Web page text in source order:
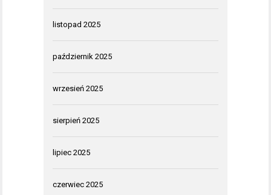
listopad 2025
październik 2025
wrzesień 2025
sierpień 2025
lipiec 2025
czerwiec 2025